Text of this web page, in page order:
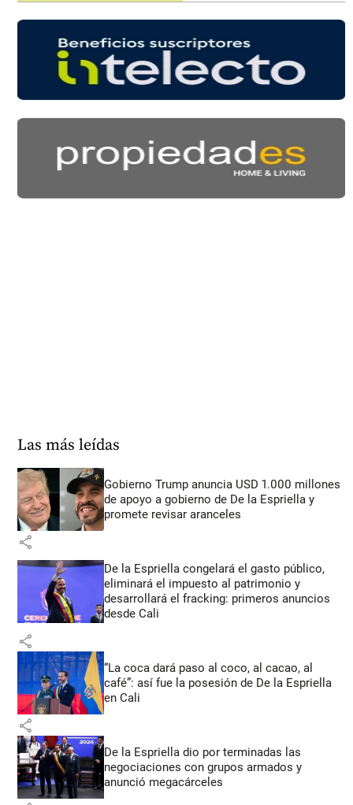
Las más leídas
Gobierno Trump anuncia USD 1.000 millones
de apoyo a gobierno de De la Espriella y
promete revisar aranceles
share
De la Espriella congelará el gasto público,
eliminará el impuesto al patrimonio y
desarrollará el fracking: primeros anuncios
desde Cali
share
“La coca dará paso al coco, al cacao, al
café”: así fue la posesión de De la Espriella
en Cali
share
De la Espriella dio por terminadas las
negociaciones con grupos armados y
anunció megacárceles